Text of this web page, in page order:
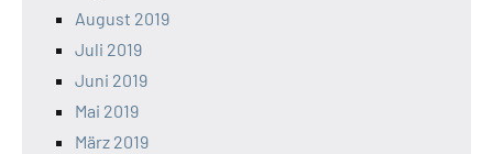
August 2019
Juli 2019
Juni 2019
Mai 2019
März 2019